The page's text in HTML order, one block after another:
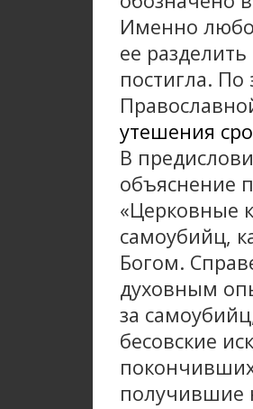
Именно
ее
постигла.
утешения
В
объяснение
«Церковные
самоубийц,
Богом.
духовным
за
бесовские
получившие